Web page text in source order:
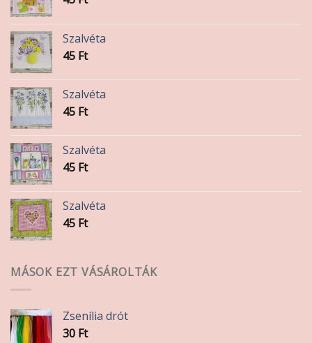
Szalvéta
45 Ft
Szalvéta
45 Ft
Szalvéta
45 Ft
Szalvéta
45 Ft
MÁSOK EZT VÁSÁROLTÁK
Zsenília drót
30 Ft